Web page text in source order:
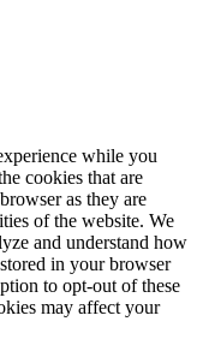
while you
cookies that are
as they are
of the website. We
and understand how
in your browser
to opt-out of these
may affect your